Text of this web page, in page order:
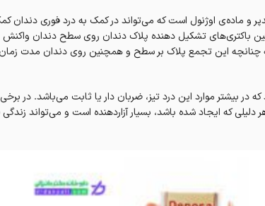
و ماده‌ی اوژنول است که می‌تواند در کمک به درد فوری دندان
باکتری‌های تشکیل دهنده پلاک دندان روی سطح دندان
این تجمع پلاک بر سطح و همچنین روی دندان مدت زمان
بیشتر موارد این درد تیز، ضربان دار یا ثابت می‌باشد. در برخی
که ایجاد شده باشد، بسیار آزاردهنده است و می‌تواند